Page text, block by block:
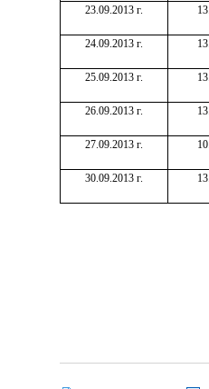
23.09.2013 г.
24.09.2013 г.
25.09.2013 г.
26.09.2013 г.
27.09.2013 г.
30.09.2013 г.